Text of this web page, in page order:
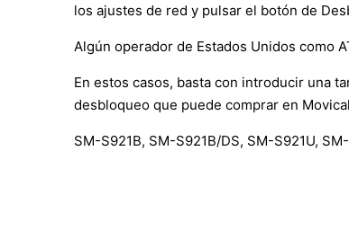
los ajustes de red y pulsar el botón de
Algún operador de Estados Unidos como
En estos casos, basta con introducir una
desbloqueo que puede comprar en
SM-S921B, SM-S921B/DS, SM-S921U,